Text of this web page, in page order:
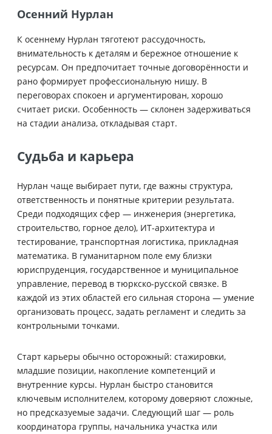
Осенний Нурлан
К осеннему Нурлан тяготеют рассудочность,
внимательность к деталям и бережное отношение к
ресурсам. Он предпочитает точные договорённости и
рано формирует профессиональную нишу. В
переговорах спокоен и аргументирован, хорошо
считает риски. Особенность — склонен задерживаться
на стадии анализа, откладывая старт.
Судьба и карьера
Нурлан чаще выбирает пути, где важны структура,
ответственность и понятные критерии результата.
Среди подходящих сфер — инженерия (энергетика,
строительство, горное дело), ИТ-архитектура и
тестирование, транспортная логистика, прикладная
математика. В гуманитарном поле ему близки
юриспруденция, государственное и муниципальное
управление, перевод в тюркско-русской связке. В
каждой из этих областей его сильная сторона — умение
организовать процесс, задать регламент и следить за
контрольными точками.
Старт карьеры обычно осторожный: стажировки,
младшие позиции, накопление компетенций и
внутренние курсы. Нурлан быстро становится
ключевым исполнителем, которому доверяют сложные,
но предсказуемые задачи. Следующий шаг — роль
координатора группы, начальника участка или